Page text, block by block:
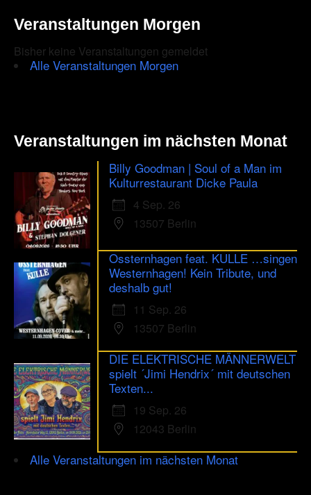
Veranstaltungen Morgen
Bisher keine Veranstaltungen gemeldet
Alle Veranstaltungen Morgen
Veranstaltungen im nächsten Monat
Billy Goodman | Soul of a Man im
Kulturrestaurant Dicke Paula
4 Sep. 26
13507 Berlin
Ossternhagen feat. KULLE …singen
Westernhagen! Kein Tribute, und
deshalb gut!
11 Sep. 26
13507 Berlin
DIE ELEKTRISCHE MÄNNERWELT
spielt ´Jimi Hendrix´ mit deutschen
Texten...
19 Sep. 26
12043 Berlin
Alle Veranstaltungen im nächsten Monat